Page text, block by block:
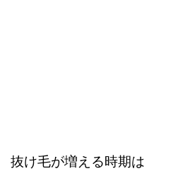
抜け毛が増える時期は